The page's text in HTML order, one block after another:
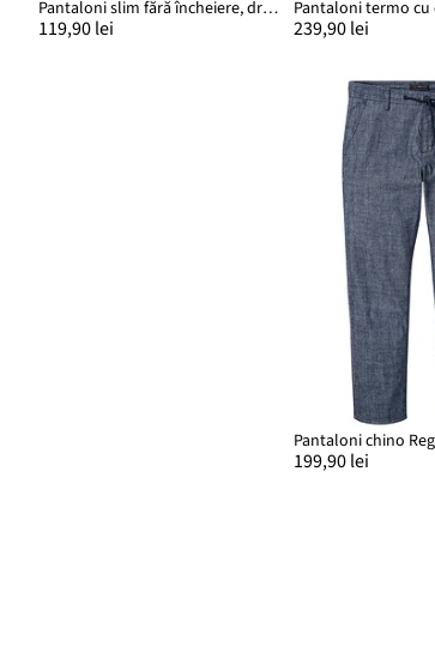
Pantaloni slim fără încheiere, drepți
119,90 lei 239,90 lei
199,90 lei